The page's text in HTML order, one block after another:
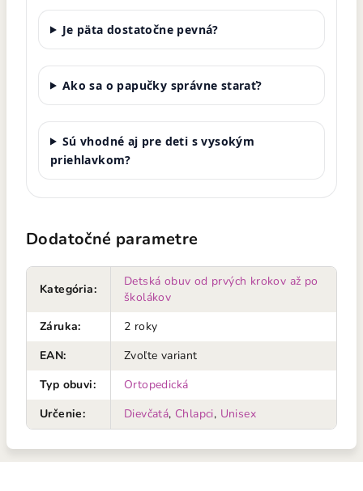
Je päta dostatočne pevná?
Ako sa o papučky správne starať?
Sú vhodné aj pre deti s vysokým
priehlavkom?
Dodatočné parametre
Kategória:
Detská obuv od prvých krokov až po
školákov
Záruka:
2 roky
EAN:
Zvoľte variant
Typ obuvi:
Ortopedická
Určenie: Dievčatá, Chlapci, Unisex